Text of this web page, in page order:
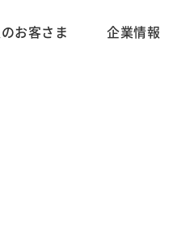
お客さま 企業情報